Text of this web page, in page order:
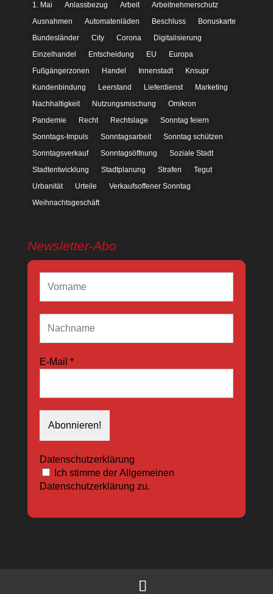
1. Mai Anlassbezug Arbeit
Arbeitnehmerschutz
Ausnahmen
Automatenläden Beschluss
Bonuskarte
Bundesländer
City Corona
Digitalisierung
Einzelhandel
Entscheidung EU
Europa
Fußgängerzonen
Handel Innenstadt
Knsupr
Kundenbindung
Leerstand Lieferdienst
Marketing
Nachhaltigkeit
Nutzungsmischung
Omikron
Pandemie
Recht Rechtslage
Sonntag feiern
Sonntags-Impuls
Sonntagsarbeit
Sonntag schützen
Sonntagsverkauf
Sonntagsöffnung
Soziale Stadt
Stadtentwicklung
Stadtplanung Strafen
Tegut
Urbanität
Urteile
Verkaufsoffener Sonntag
Weihnachtsgeschäft
Newsletter-Abo
E-Mail *
Datenschutzerklärung
Ich stimme der Allgemeinen
Datenschutzerklärung zu.